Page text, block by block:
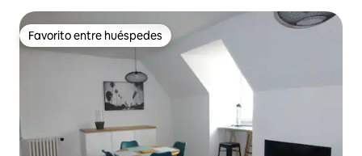
Favorito entre huéspedes
Favorito entre huéspedes